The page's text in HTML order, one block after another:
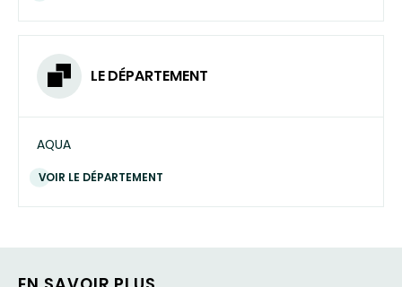
LE DÉPARTEMENT
AQUA
VOIR LE DÉPARTEMENT